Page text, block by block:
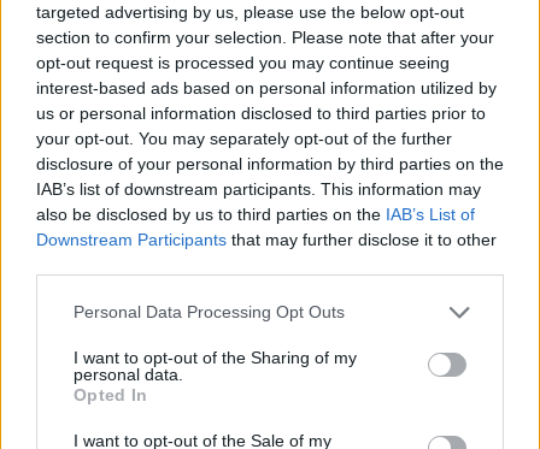
targeted advertising by us, please use the below opt-out
section to confirm your selection. Please note that after your
opt-out request is processed you may continue seeing
interest-based ads based on personal information utilized by
us or personal information disclosed to third parties prior to
your opt-out. You may separately opt-out of the further
disclosure of your personal information by third parties on the
IAB’s list of downstream participants. This information may
also be disclosed by us to third parties on the IAB’s List of
Downstream Participants that may further disclose it to other
Please note that this website/app uses one or more Google
not limited to your visit or usage behaviour. You may click to
grant or deny consent to Google and its third-party tags to
use your data for below specified purposes in below Google
consent section.
Personal Data Processing Opt Outs
I want to opt-out of the Sharing of my
personal data.
Opted In
I want to opt-out of the Sale of my
ΑΣΕΠ: Νέος γραπτός διαγωνισμός -
Μόνιμοι στο υπουργείο Εξωτερικών
Κατώτατος μισθός: Σενάριο για
αύξηση στα 1.000 ευρώ από το 2027
ΑΣΕΠ 6Κ/2026: 315 μόνιμοι στο
Δημόσιο - Στις 1.102 οι αιτήσεις
(στατιστικά)